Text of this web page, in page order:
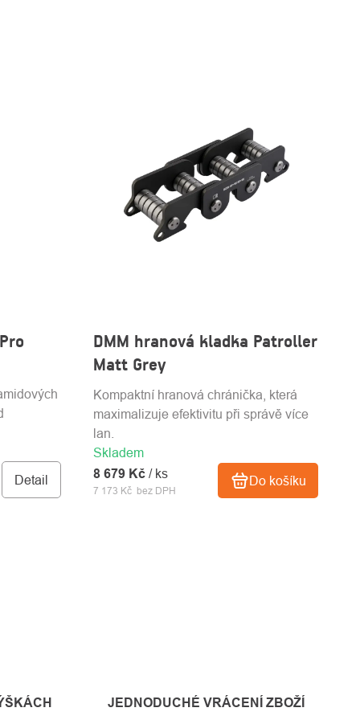
Detail
DMM hranová kladka Patroller
Matt Grey
Skladem
7 173 Kč bez DPH
8 679 Kč / ks Do košíku
Kompaktní hranová chránička, která
maximalizuje efektivitu při správě více
lan.
JEDNODUCHÉ VRÁCENÍ ZBOŽÍ